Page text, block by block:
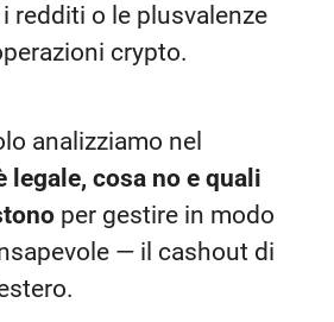
redditi o le plusvalenze
crypto.
analizziamo nel
legale, cosa no e quali
per gestire in modo
— il cashout di